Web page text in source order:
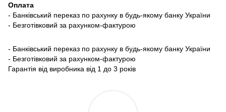
Оплата
- Банківський переказ по рахунку в будь-якому банку України
- Безготівковий за рахунком-фактурою
- Банківський переказ по рахунку в будь-якому банку України
- Безготівковий за рахунком-фактурою
Гарантія від виробника від 1 до 3 років